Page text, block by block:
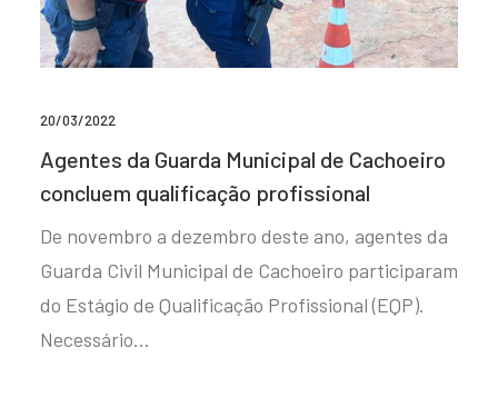
20/03/2022
Agentes da Guarda Municipal de Cachoeiro
concluem qualificação profissional
De novembro a dezembro deste ano, agentes da
Guarda Civil Municipal de Cachoeiro participaram
do Estágio de Qualificação Profissional (EQP).
Necessário…